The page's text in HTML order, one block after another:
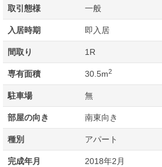
取引態様 一般
入居時期 即入居
間取り 1R
専有面積 30.5m2
駐車場 無
部屋の向き 南東向き
種別 アパート
完成年月 2018年2月